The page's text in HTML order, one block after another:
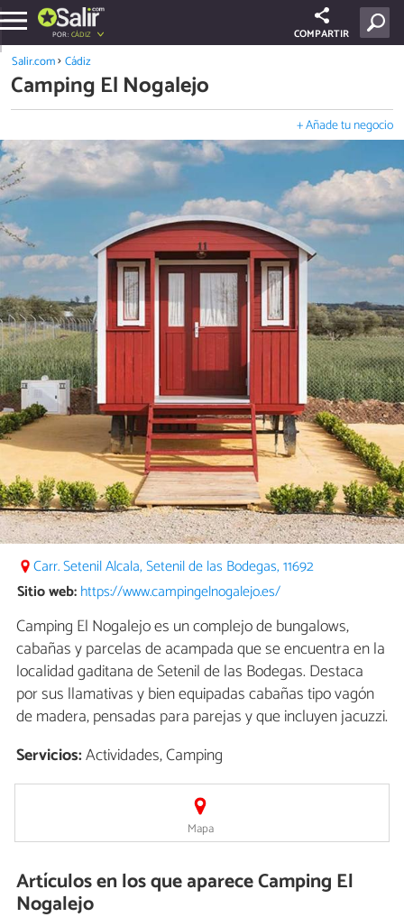
POR: CÁDIZ COMPARTIR
Salir.com Cádiz
Camping El Nogalejo
+ Añade tu negocio
Carr. Setenil Alcala, Setenil de las Bodegas, 11692
Sitio web:https://www.campingelnogalejo.es/
Camping El Nogalejo es un complejo de bungalows,
cabañas y parcelas de acampada que se encuentra en la
localidad gaditana de Setenil de las Bodegas. Destaca
por sus llamativas y bien equipadas cabañas tipo vagón
de madera, pensadas para parejas y que incluyen jacuzzi.
Servicios:Actividades, Camping
Mapa
Artículos en los que aparece Camping El
Nogalejo